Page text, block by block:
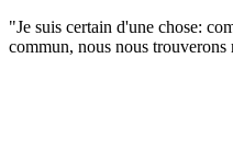
"Je suis certain d'une chose:
commun, nous nous